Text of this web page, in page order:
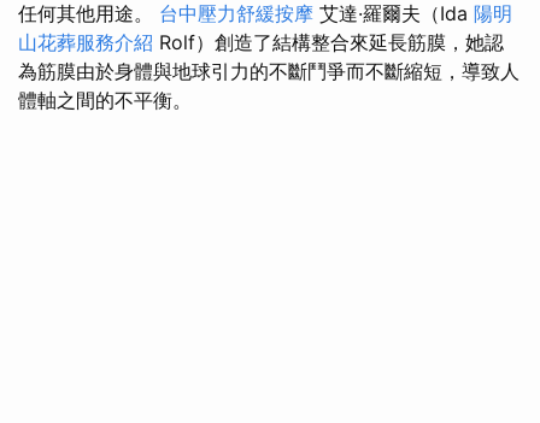
任何其他用途。 台中壓力舒緩按摩 艾達·羅爾夫（Ida 陽明
山花葬服務介紹 Rolf）創造了結構整合來延長筋膜，她認
為筋膜由於身體與地球引力的不斷鬥爭而不斷縮短，導致人
體軸之間的不平衡。